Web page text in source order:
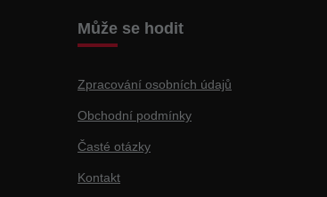
Může se hodit
Zpracování osobních údajů
Obchodní podmínky
Časté otázky
Kontakt